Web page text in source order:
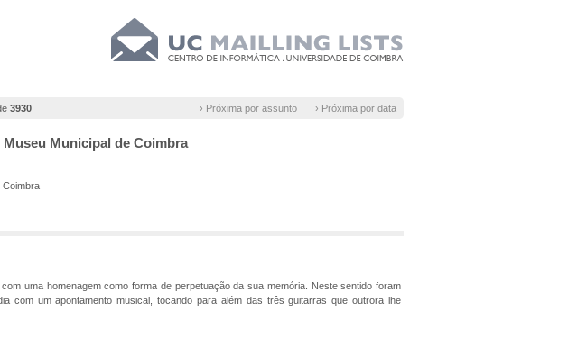
3930 › Próxima por assunto › Próxima por data
Municipal de Coimbra
Coimbra
uma homenagem como forma de perpetuação da sua memória. Neste sentido foram
com um apontamento musical, tocando para além das três guitarras que outrora lhe